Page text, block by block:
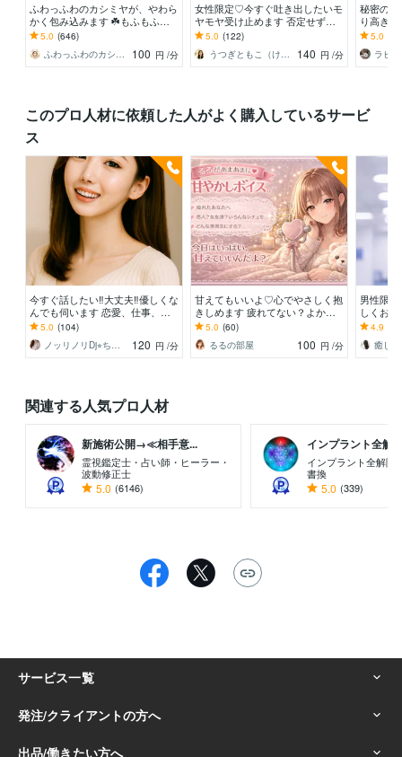
ふわっふわのカシミヤが、やわら
かく包み込みます ☘️もふもふに
包まれて、心、ほどける☘️
5.0 (646)
ふわっふわのカシミヤ
100 円 /分
女性限定♡今すぐ吐き出したいモ
ヤモヤ受け止めます 否定せず優
しく寄り添います♪たまった想い
を吐き出して心に余白
5.0 (122)
うつぎともこ（けんちゃんママ♪）
140 円 /分
秘密の
り高き
5.0
ラビ
このプロ人材に依頼した人がよく購入しているサービ
ス
今すぐ話したい‼︎大丈夫‼︎優しくな
んでも伺います 恋愛、仕事、背
徳感、人には言えない悩みを相談
して下さい
5.0 (104)
ノッリノリDj⭐︎ちかこ⭐︎
120 円 /分
甘えてもいいよ♡心でやさしく抱
きしめます 疲れてない？よかっ
たら一緒にひとやすみしよ♪
5.0 (60)
るるの部屋
100 円 /分
男性限
しくお
聞いて
◎
4.9
癒し
関連する人気プロ人材
新施術公開→≪相手意...
霊視鑑定士・占い師・ヒーラー・
波動修正士
5.0 (6146)
インプラント全解
インプラント全解除
書換
5.0 (339)